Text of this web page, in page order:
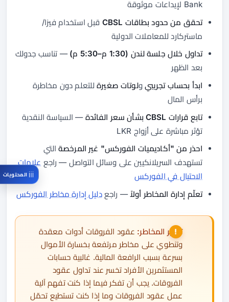
Bank لإيداعات موثوقة
تحقق من حدود بطاقات CBSL
قبل استخدام فيزا/
ماستركارد للمعاملات الدولية
تداول خلال جلسة لندن (1:30 م–5:30 م)
— تناسب جدولك
بعد الظهر
ابدأ بحساب تجريبيولوتات صغيرةللتعلم دون مخاطرة
برأس المال
تابع قرارات CBSL بشأن سعر الفائدة
— السياسة النقدية
تؤثر مباشرة على أزواج LKR
احذر من "أكاديميات الفوركس" غير المرخصةالتي
تستهدف السريلانكيين على وسائل التواصل — راجع علامات
الاحتيال في الفوركس
تعلّم إدارة المخاطر أولاً— راجعدليل إدارة مخاطر الفوركس
تحذير المخاطر: عقود الفروقات أدوات معقدة
وتنطوي على مخاطر مرتفعة بخسارة الأموال
بسرعة بسبب الرافعة المالية. غالبية حسابات
المستثمرين الأفراد تخسر عند تداول عقود
الفروقات. يجب أن تفكر فيما إذا كنت تفهم آلية
عمل عقود الفروقات وما إذا كنت تستطيع تحمّل
المحتويات